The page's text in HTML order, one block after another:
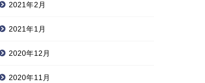
2021年2月
2021年1月
2020年12月
2020年11月